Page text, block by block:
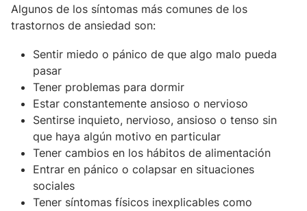
Algunos de los síntomas más comunes de los
trastornos de ansiedad son:
Sentir miedo o pánico de que algo malo pueda
pasar
Tener problemas para dormir
Estar constantemente ansioso o nervioso
Sentirse inquieto, nervioso, ansioso o tenso sin
que haya algún motivo en particular
Tener cambios en los hábitos de alimentación
Entrar en pánico o colapsar en situaciones
sociales
Tener síntomas físicos inexplicables como